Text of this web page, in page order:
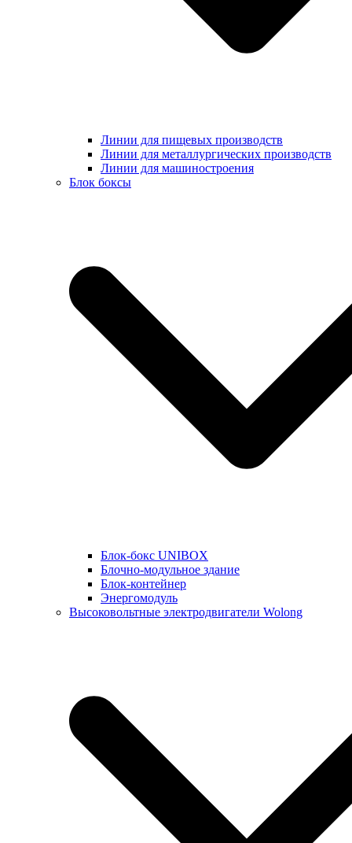
Линии для пищевых производств
Линии для металлургических производств
Линии для машиностроения
Блок боксы
Блок-бокс UNIBOX
Блочно-модульное здание
Блок-контейнер
Энергомодуль
Высоковольтные электродвигатели Wolong